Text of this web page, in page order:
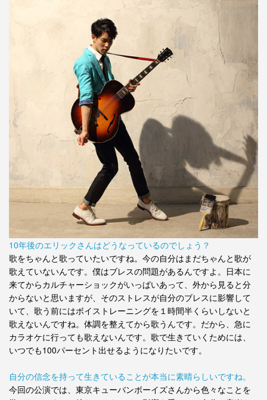
10年後のエリックさんはどうなっているのでしょう？
歌をちゃんと歌っていたいですね。今の自分はまだちゃんと歌が
歌えていないんです。僕はブレスの問題があるんですよ。日本に
来てからカルチャーショックがいっぱいあって、外から見ると分
からないと思いますが、そのストレスが自分のブレスに影響して
いて、歌う前にはボイストレーニングを１時間半くらいしないと
歌えないんですね。体調を整えてから歌うんです。だから、急に
カラオケに行っても歌えないんです。歌で生きていくためには、
いつでも100パーセント出せるようになりたいです。
自分の信念を持って生きていることが本当に素晴らしいですね。
今回の公演では、東京キューバンボーイズさんから色々なことを